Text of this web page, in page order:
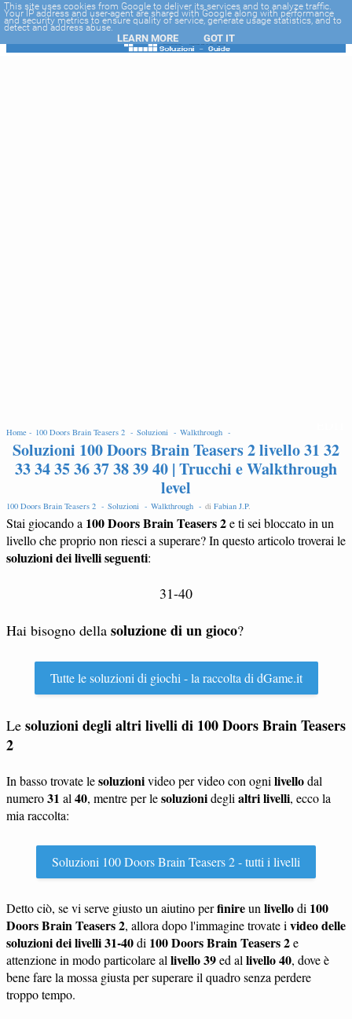
-->
Home - 100 Doors Brain Teasers 2 - Soluzioni - Walkthrough -
Soluzioni 100 Doors Brain Teasers 2 livello 31 32
33 34 35 36 37 38 39 40 | Trucchi e Walkthrough
level
100 Doors Brain Teasers 2 - Soluzioni - Walkthrough - di Fabian J.P.
Stai giocando a 100 Doors Brain Teasers 2e ti sei bloccato in un
livello che proprio non riesci a superare? In questo articolo troverai le
soluzioni dei livelli seguenti:
31-40
Hai bisogno della soluzione di un gioco?
Tutte le soluzioni di giochi - la raccolta di dGame.it
Le soluzioni degli altri livelli di 100 Doors Brain Teasers
2
In basso trovate lesoluzionivideo per video con ogni livellodal
numero31 al 40, mentre per lesoluzionidegli altri livelli, ecco la
mia raccolta:
Soluzioni 100 Doors Brain Teasers 2 - tutti i livelli
Detto ciò, se vi serve giusto un aiutino perfinireun livellodi 100
Doors Brain Teasers 2, allora dopo l'immagine trovate i video delle
soluzioni dei livelli 31-40di 100 Doors Brain Teasers 2e
attenzione in modo particolare al livello 39ed al livello 40, dove è
bene fare la mossa giusta per superare il quadro senza perdere
troppo tempo.
This site uses cookies from Google to deliver its services and to analyze traffic.
Your IP address and user-agent are shared with Google along with performance
and security metrics to ensure quality of service, generate usage statistics, and to
detect and address abuse.
LEARN MORE GOT IT